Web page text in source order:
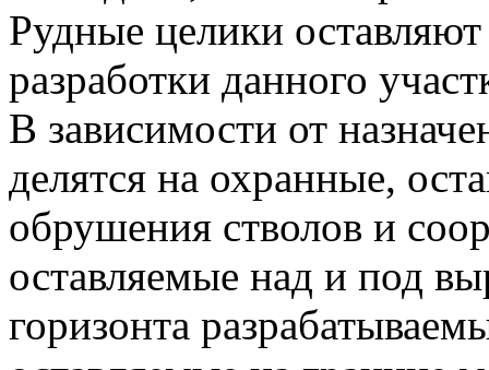
Рудные целики
разработки данного
В зависимости от
делятся на охранные,
обрушения стволов и
оставляемые над и под
горизонта